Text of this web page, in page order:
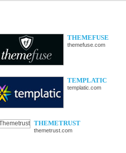
THEMEFUSE
themefuse.com
TEMPLATIC
templatic.com
THEMETRUST
themetrust.com